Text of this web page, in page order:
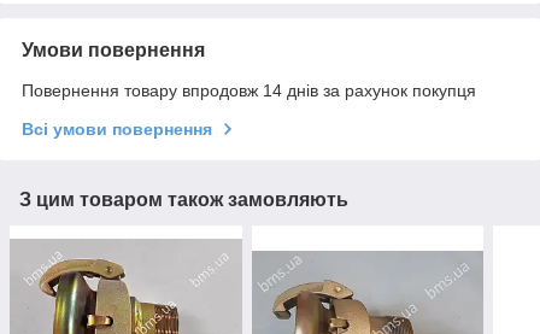
Умови повернення
Повернення товару впродовж 14 днів за рахунок покупця
Всі умови повернення
З цим товаром також замовляють